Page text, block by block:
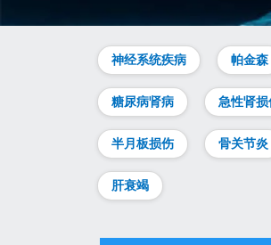
神经系统疾病 帕金森
糖尿病肾病 急性肾损
半月板损伤 骨关节炎
肝衰竭